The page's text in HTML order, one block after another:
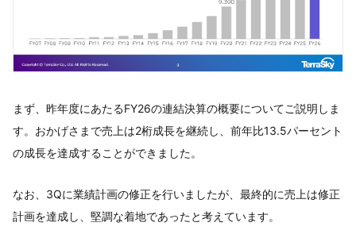
まず、昨年度にあたるFY26の連結決算の概要についてご説明しま
す。おかげさまで売上は2桁成長を継続し、前年比13.5パーセント
の成長を達成することができました。
なお、3Qに業績計画の修正を行いましたが、最終的に売上は修正
計画を達成し、堅調な着地であったと考えています。